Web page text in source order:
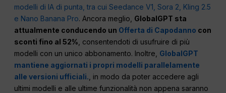
modelli di IA di punta, tra cui Seedance V1, Sora 2, Kling 2.5
e Nano Banana Pro. Ancora meglio, GlobalGPT sta
attualmente conducendo un Offerta di Capodanno con
sconti fino al 52% , consentendoti di usufruire di più
modelli con un unico abbonamento. Inoltre, GlobalGPT
mantiene aggiornati i propri modelli parallelamente
alle versioni ufficiali. , in modo da poter accedere agli
ultimi modelli e alle ultime funzionalità non appena saranno